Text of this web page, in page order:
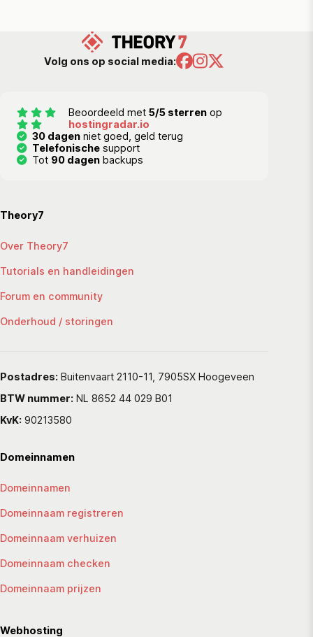
Volg ons op social media:
Beoordeeld met 5/5 sterrenop
hostingradar.io
30 dagen niet goed, geld terug
Telefonische support
Tot 90 dagen backups
Theory7
Over Theory7
Tutorials en handleidingen
Forum en community
Onderhoud / storingen
Postadres: Buitenvaart 2110-11, 7905SX Hoogeveen
BTW nummer: NL 8652 44 029 B01
KvK: 90213580
Domeinnamen
Domeinnamen
Domeinnaam registreren
Domeinnaam verhuizen
Domeinnaam checken
Domeinnaam prijzen
Webhosting